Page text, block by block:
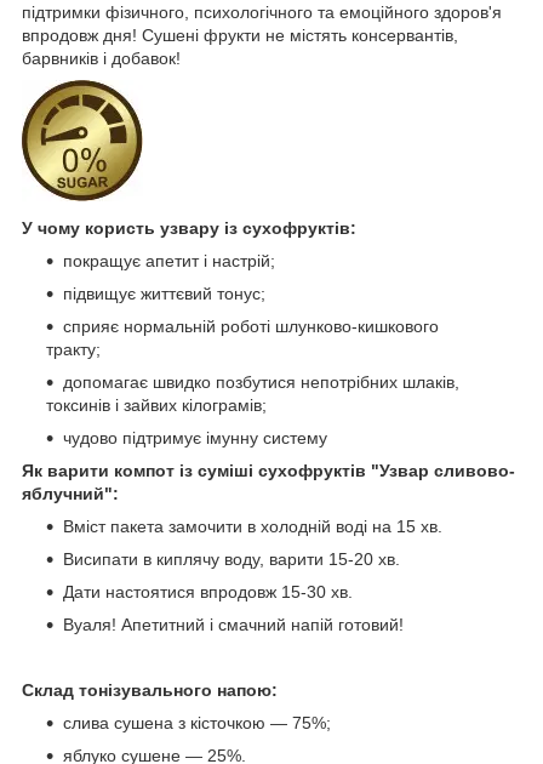
підтримки фізичного, психологічного та емоційного здоров'я
впродовж дня! Сушені фрукти не містять консервантів,
барвників і добавок!
У чому користь узвару із сухофруктів:
покращує апетит і настрій;
підвищує життєвий тонус;
сприяє нормальній роботі шлунково-кишкового
тракту;
допомагає швидко позбутися непотрібних шлаків,
токсинів і зайвих кілограмів;
чудово підтримує імунну систему
Як варити компот із суміші сухофруктів "Узвар сливово-
яблучний":
Вміст пакета замочити в холодній воді на 15 хв.
Висипати в киплячу воду, варити 15-20 хв.
Дати настоятися впродовж 15-30 хв.
Вуаля! Апетитний і смачний напій готовий!
Склад тонізувального напою:
слива сушена з кісточкою — 75%;
яблуко сушене — 25%.